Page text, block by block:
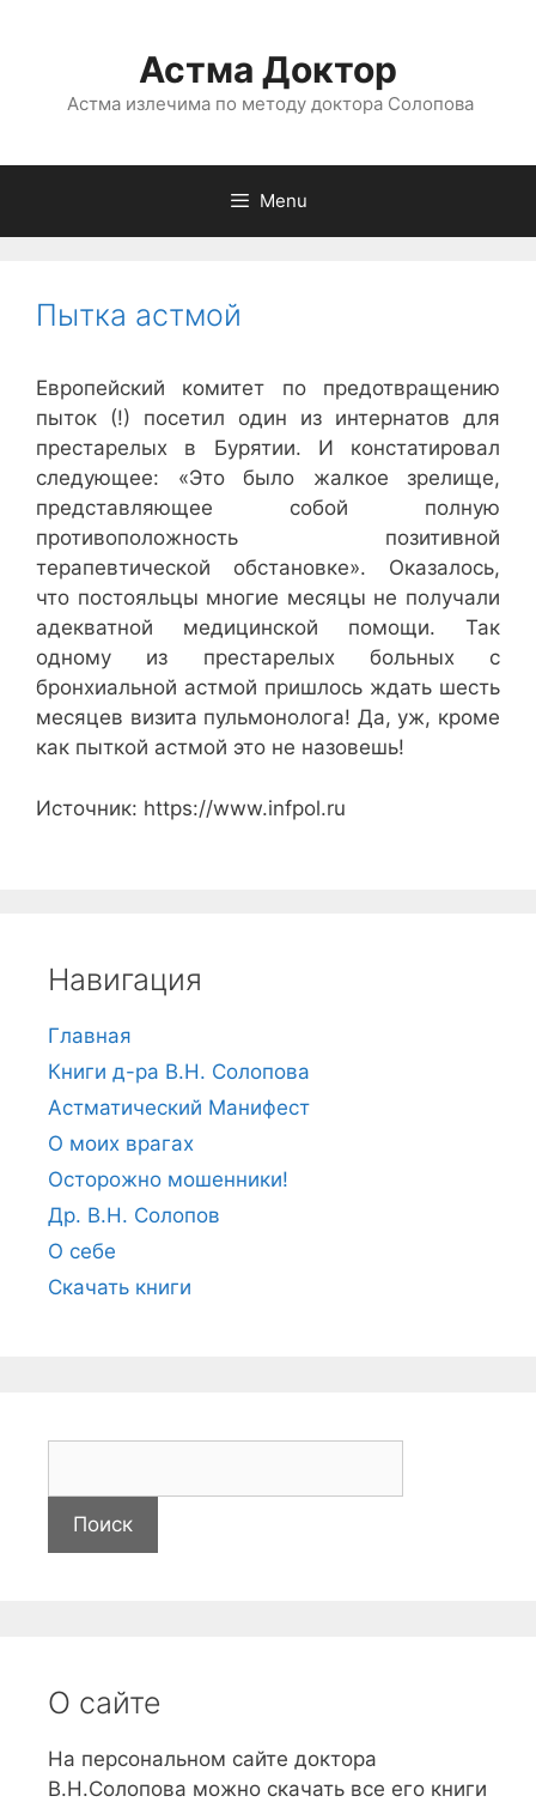
Астма Доктор
Астма излечима по методу доктора Солопова
Menu
Пытка астмой
Европейский комитет по предотвращению
пыток (!) посетил один из интернатов для
престарелых в Бурятии. И констатировал
следующее: «Это было жалкое зрелище,
представляющее собой полную
противоположность позитивной
терапевтической обстановке». Оказалось,
что постояльцы многие месяцы не получали
адекватной медицинской помощи. Так
одному из престарелых больных с
бронхиальной астмой пришлось ждать шесть
месяцев визита пульмонолога! Да, уж, кроме
как пыткой астмой это не назовешь!
Источник: https://www.infpol.ru
Навигация
Главная
Книги д-ра В.Н. Солопова
Астматический Манифест
О моих врагах
Осторожно мошенники!
Др. В.Н. Солопов
О себе
Скачать книги
а
т
О сайте
На персональном сайте доктора
В.Н.Солопова можно скачать все его книги